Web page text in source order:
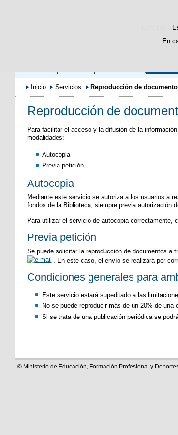
Este lloc
En
Inicio Servicios Reproducción de
Reproducción de
Para facilitar el acceso y la difusión de la
modalidades:
Autocopia
Previa petición
Autocopia
Mediante este servicio se autoriza a los usuarios a
fondos de la Biblioteca, siempre previa autorización
Para utilizar el servicio de autocopia correctamente,
Previa petición
Se puede solicitar la reproducción de documentos a
. En este caso, el envío se realizará por
Condiciones generales para
Este servicio estará supeditado a las
No se puede reproducir más de un 20% de una
Si se trata de una publicación periódica se
© Ministerio de Educación, Formación Profesional y